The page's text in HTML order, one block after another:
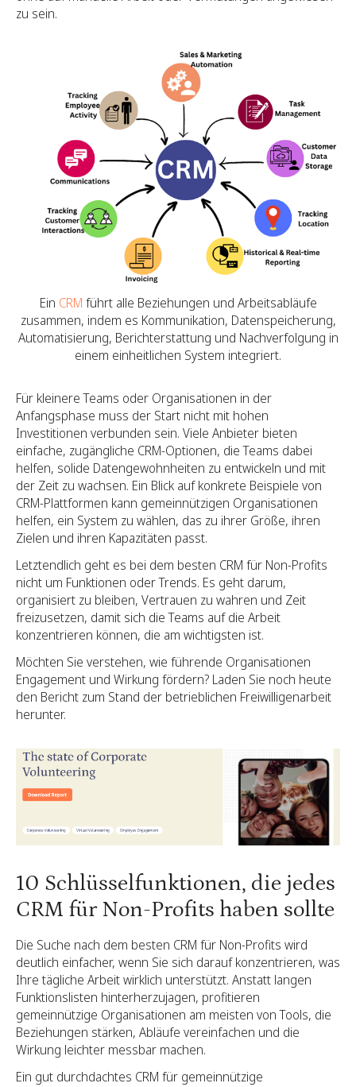
zu sein.
Ein CRM führt alle Beziehungen und Arbeitsabläufe
zusammen, indem es Kommunikation, Datenspeicherung,
Automatisierung, Berichterstattung und Nachverfolgung in
einem einheitlichen System integriert.
Für kleinere Teams oder Organisationen in der
Anfangsphase muss der Start nicht mit hohen
Investitionen verbunden sein. Viele Anbieter bieten
einfache, zugängliche CRM-Optionen, die Teams dabei
helfen, solide Datengewohnheiten zu entwickeln und mit
der Zeit zu wachsen. Ein Blick auf konkrete Beispiele von
CRM-Plattformen kann gemeinnützigen Organisationen
helfen, ein System zu wählen, das zu ihrer Größe, ihren
Zielen und ihren Kapazitäten passt.
Letztendlich geht es bei dem besten CRM für Non-Profits
nicht um Funktionen oder Trends. Es geht darum,
organisiert zu bleiben, Vertrauen zu wahren und Zeit
freizusetzen, damit sich die Teams auf die Arbeit
konzentrieren können, die am wichtigsten ist.
Möchten Sie verstehen, wie führende Organisationen
Engagement und Wirkung fördern? Laden Sie noch heute
den Bericht zum Stand der betrieblichen Freiwilligenarbeit
herunter.
10 Schlüsselfunktionen, die jedes
CRM für Non-Profits haben sollte
Die Suche nach dem besten CRM für Non-Profits wird
deutlich einfacher, wenn Sie sich darauf konzentrieren, was
Ihre tägliche Arbeit wirklich unterstützt. Anstatt langen
Funktionslisten hinterherzujagen, profitieren
gemeinnützige Organisationen am meisten von Tools, die
Beziehungen stärken, Abläufe vereinfachen und die
Wirkung leichter messbar machen.
Ein gut durchdachtes CRM für gemeinnützige